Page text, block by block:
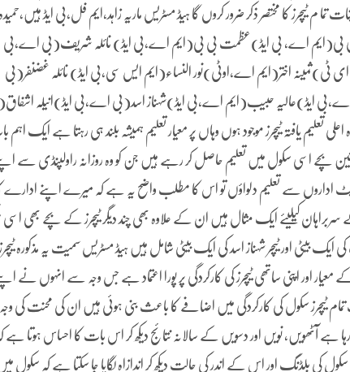
تما م ٹیچرز کا مختصر ذکر ضرور کروں گا ہیڈ مسٹریس ماریہ زاہد،ایم فل،بی ایڈ ہیں،حمیدہ
بی بی(ایم اے، بی ایڈ)عظمت بی بی(ایم اے،بی ایڈ) نائلہ شریف(بی اے،بی
اختر(ایم اے،اوٹی)نور النساء(ایم ایس سی،بی ایڈ) نائلہ غضنفر(بی
ایڈ)عالیہ حبیب(ایم اے،بی ایڈ)شہناز اسد(بی اے،بی ایڈ)انیلہ
یافتہ ٹیچرز موجود ہوں وہاں پر معیار تعلیم ہمیشہ بلند ہی رہتا ہے ایک اہم
بچے اسی سکول میں تعلیم حاصل کر رہے ہیں جن کو وہ روزانہ راولپنڈی سے
اداروں سے تعلیم دلواؤں تو اس کا مطلب واضح یہ ہے کہ میرے اپنے ادارے
کیلیئے ایک مثال ہیں ان کے علاوہ بھی چند دیگر ٹیچرز کے بچے بھی
بیٹی اور ٹیچر شہناز اسد کی ایک بیٹی شامل ہیں ہیڈ مسٹریس سمیت یہ مذکورہ ٹیچرز
اور اپنی ساتھی ٹیچرز کی کارکردگی پر پورا اعتماد ہے جس وجہ سے انہوں نے
ٹیچرز سکول کی کارکردگی میں اضافے کا باعث بنی ہوئی ہیں ان کی محنت کی
ہے آٹھویں، نویں اور دسویں کے سالانہ نتائج دیکھ کر اس بات کا احساس ہوتا ہے
کی بلڈنگ اور اس کے اندر کی حالت دیکھ کر اندازاہ لگایا جا سکتا ہے کہ سکول